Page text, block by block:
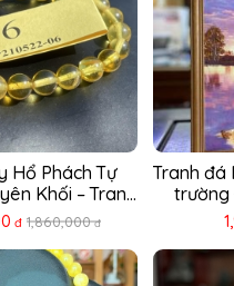
Hổ Phách Tự
Khối – Trang
...
đ 1,860,000 đ
Tranh đá
trường